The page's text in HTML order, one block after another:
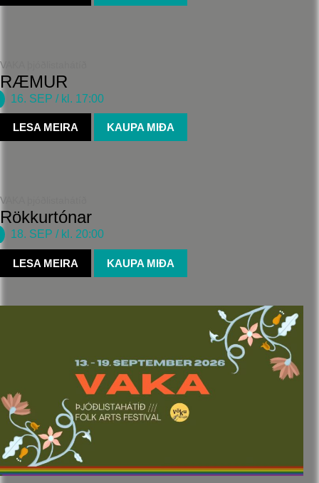
VAKA þjóðlistahátíð
RÆMUR
16. SEP / kl. 17:00
LESA MEIRA KAUPA MIÐA
VAKA þjóðlistahátíð
Rökkurtónar
18. SEP / kl. 20:00
LESA MEIRA KAUPA MIÐA